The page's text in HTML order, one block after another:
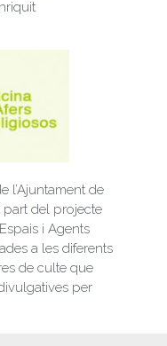
l’Ajuntament de
del projecte
i Agents
a les diferents
de culte que
per